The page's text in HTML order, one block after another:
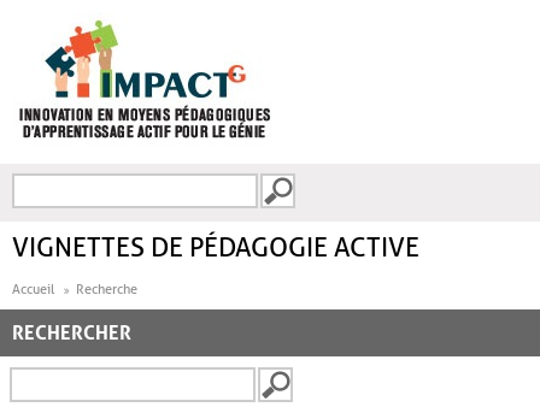
FORMULAIRE DE
VIGNETTES DE PÉDAGOGIE ACTIVE
Accueil Recherche
RECHERCHER